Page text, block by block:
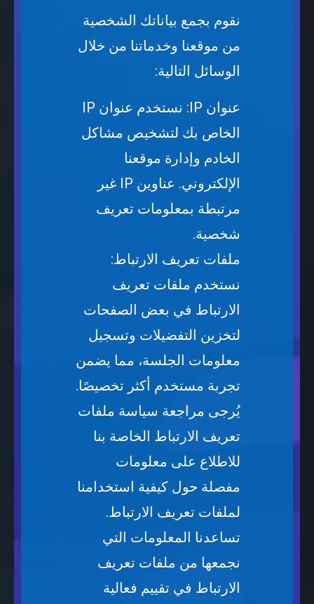
نقوم بجمع بياناتك الشخصية
من موقعنا وخدماتنا من خلال
الوسائل التالية:
عنوان IP: نستخدم عنوان IP
الخاص بك لتشخيص مشاكل
الخادم وإدارة موقعنا
الإلكتروني. عناوين IP غير
مرتبطة بمعلومات تعريف
شخصية.
ملفات تعريف الارتباط:
نستخدم ملفات تعريف
الارتباط في بعض الصفحات
لتخزين التفضيلات وتسجيل
معلومات الجلسة، مما يضمن
تجربة مستخدم أكثر تخصيصًا.
يُرجى مراجعة سياسة ملفات
تعريف الارتباط الخاصة بنا
للاطلاع على معلومات
مفصلة حول كيفية استخدامنا
لملفات تعريف الارتباط.
تساعدنا المعلومات التي
نجمعها من ملفات تعريف
الارتباط في تقييم فعالية